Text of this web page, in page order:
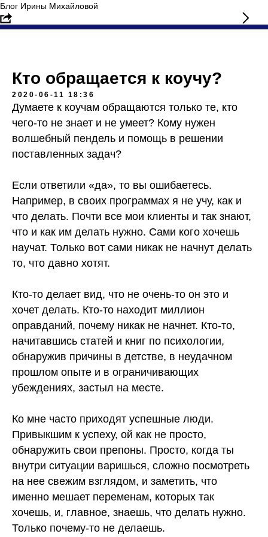
Блог Ирины Михайловой
Кто обращается к коучу?
2020-06-11 18:36
Думаете к коучам обращаются только те, кто
чего-то не знает и не умеет? Кому нужен
волшебный пендель и помощь в решении
поставленных задач?
Если ответили «да», то вы ошибаетесь.
Например, в своих программах я не учу, как и
что делать. Почти все мои клиенты и так знают,
что и как им делать нужно. Сами кого хочешь
научат. Только вот сами никак не начнут делать
то, что давно хотят.
Кто-то делает вид, что не очень-то он это и
хочет делать. Кто-то находит миллион
оправданий, почему никак не начнет. Кто-то,
начитавшись статей и книг по психологии,
обнаружив причины в детстве, в неудачном
прошлом опыте и в ограничивающих
убеждениях, застыл на месте.
Ко мне часто приходят успешные люди.
Привыкшим к успеху, ой как не просто,
обнаружить свои препоны. Просто, когда ты
внутри ситуации варишься, сложно посмотреть
на нее свежим взглядом, и заметить, что
именно мешает переменам, которых так
хочешь, и, главное, знаешь, что делать нужно.
Только почему-то не делаешь.